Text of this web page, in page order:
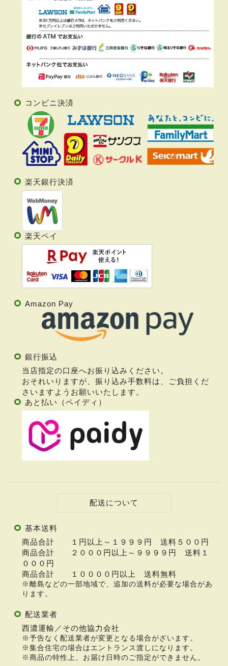
コンビニ決済
楽天銀行決済
楽天ペイ
Amazon Pay
銀行振込
当店指定の口座へお振り込みください。
おそれいりますが、振り込み手数料は、ご負担くだ
さいますようお願いいたします。
あと払い（ペイディ）
配送について
基本送料
商品合計 １円以上～１９９９円 送料５００円
商品合計 ２０００円以上～９９９９円 送料１
０００円
商品合計 １００００円以上 送料無料
※離島などの一部地域で、追加の送料が必要な場合があ
ります。
配送業者
西濃運輸／その他協力会社
※予告なく配送業者が変更となる場合がざいます。
※集合住宅の場合はエントランス渡しになります。
※商品の特性上、お届け日時のご指定ができません。